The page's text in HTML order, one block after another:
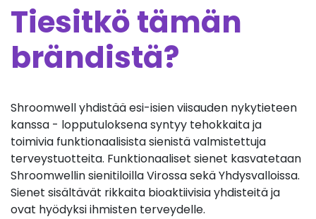
Tiesitkö tämän
brändistä?
Shroomwell yhdistää esi-isien viisauden nykytieteen
kanssa - lopputuloksena syntyy tehokkaita ja
toimivia funktionaalisista sienistä valmistettuja
terveystuotteita. Funktionaaliset sienet kasvatetaan
Shroomwellin sienitiloilla Virossa sekä Yhdysvalloissa.
Sienet sisältävät rikkaita bioaktiivisia yhdisteitä ja
ovat hyödyksi ihmisten terveydelle.